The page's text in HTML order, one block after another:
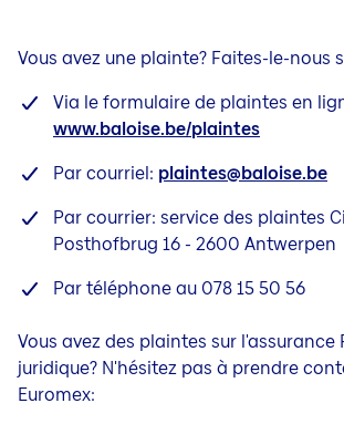
Vous avez une plainte? Faites-le-nous
Via le formulaire de plaintes en
www.baloise.be/plaintes
Par courriel: plaintes@baloise.be
Par courrier: service des plaintes
Posthofbrug 16 - 2600 Antwerpen
Par téléphone au 078 15 50 56
Vous avez des plaintes sur
juridique? N'hésitez pas à prendre
Euromex: